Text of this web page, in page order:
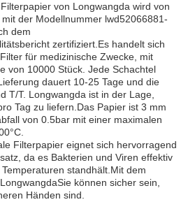
von Longwangda wird von
der Modellnummer lwd52066881-
dem
zertifiziert.Es handelt sich
für medizinische Zwecke, mit
von 10000 Stück. Jede Schachtel
dauert 10-25 Tage und die
T/T. Longwangda ist in der Lage,
Tag zu liefern.Das Papier ist 3 mm
von 0.5bar mit einer maximalen
Filterpapier eignet sich hervorragend
da es Bakterien und Viren effektiv
standhält.Mit dem
können sicher sein,
Händen sind.